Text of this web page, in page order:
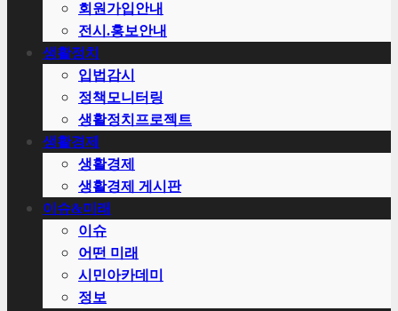
회원가입안내
전시.홍보안내
생활정치
입법감시
정책모니터링
생활정치프로젝트
생활경제
생활경제
생활경제 게시판
이슈&미래
이슈
어떤 미래
시민아카데미
정보